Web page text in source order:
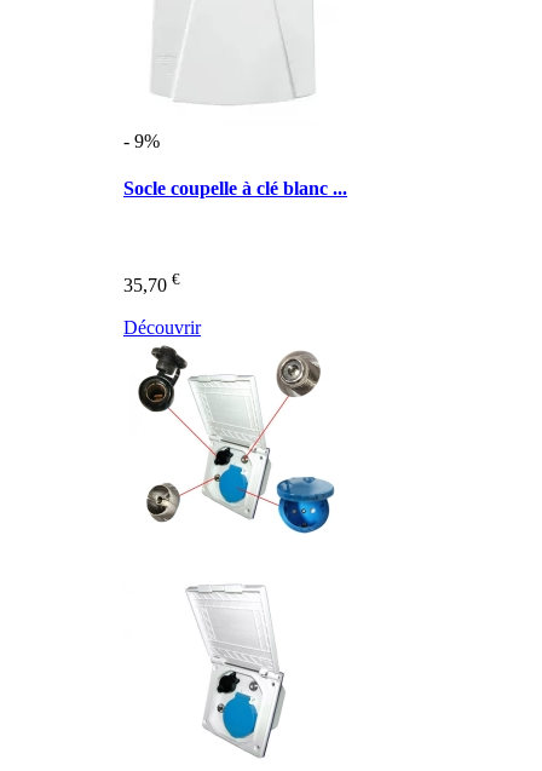
- 9%
Socle coupelle à clé blanc ...
35,70 €
Découvrir